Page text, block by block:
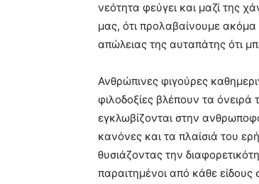
νεότητα φεύγει και μαζί της
μας, ότι προλαβαίνουμε
απώλειας της αυταπάτης ότι
Ανθρώπινες φιγούρες
φιλοδοξίες βλέπουν τα
εγκλωβίζονται στην
κανόνες και τα πλαίσιά του
θυσιάζοντας την
παραιτημένοι από κάθε είδους